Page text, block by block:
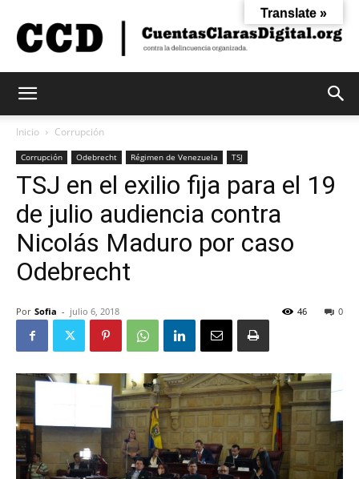
Claras
Digital
Inicio Corrupción
Corrupción Odebrecht Régimen de Venezuela TSJ
TSJ en el exilio fija para el 19
de julio audiencia contra
Nicolás Maduro por caso
Odebrecht
Por Sofia - julio 6, 2018 0
46
Translate »